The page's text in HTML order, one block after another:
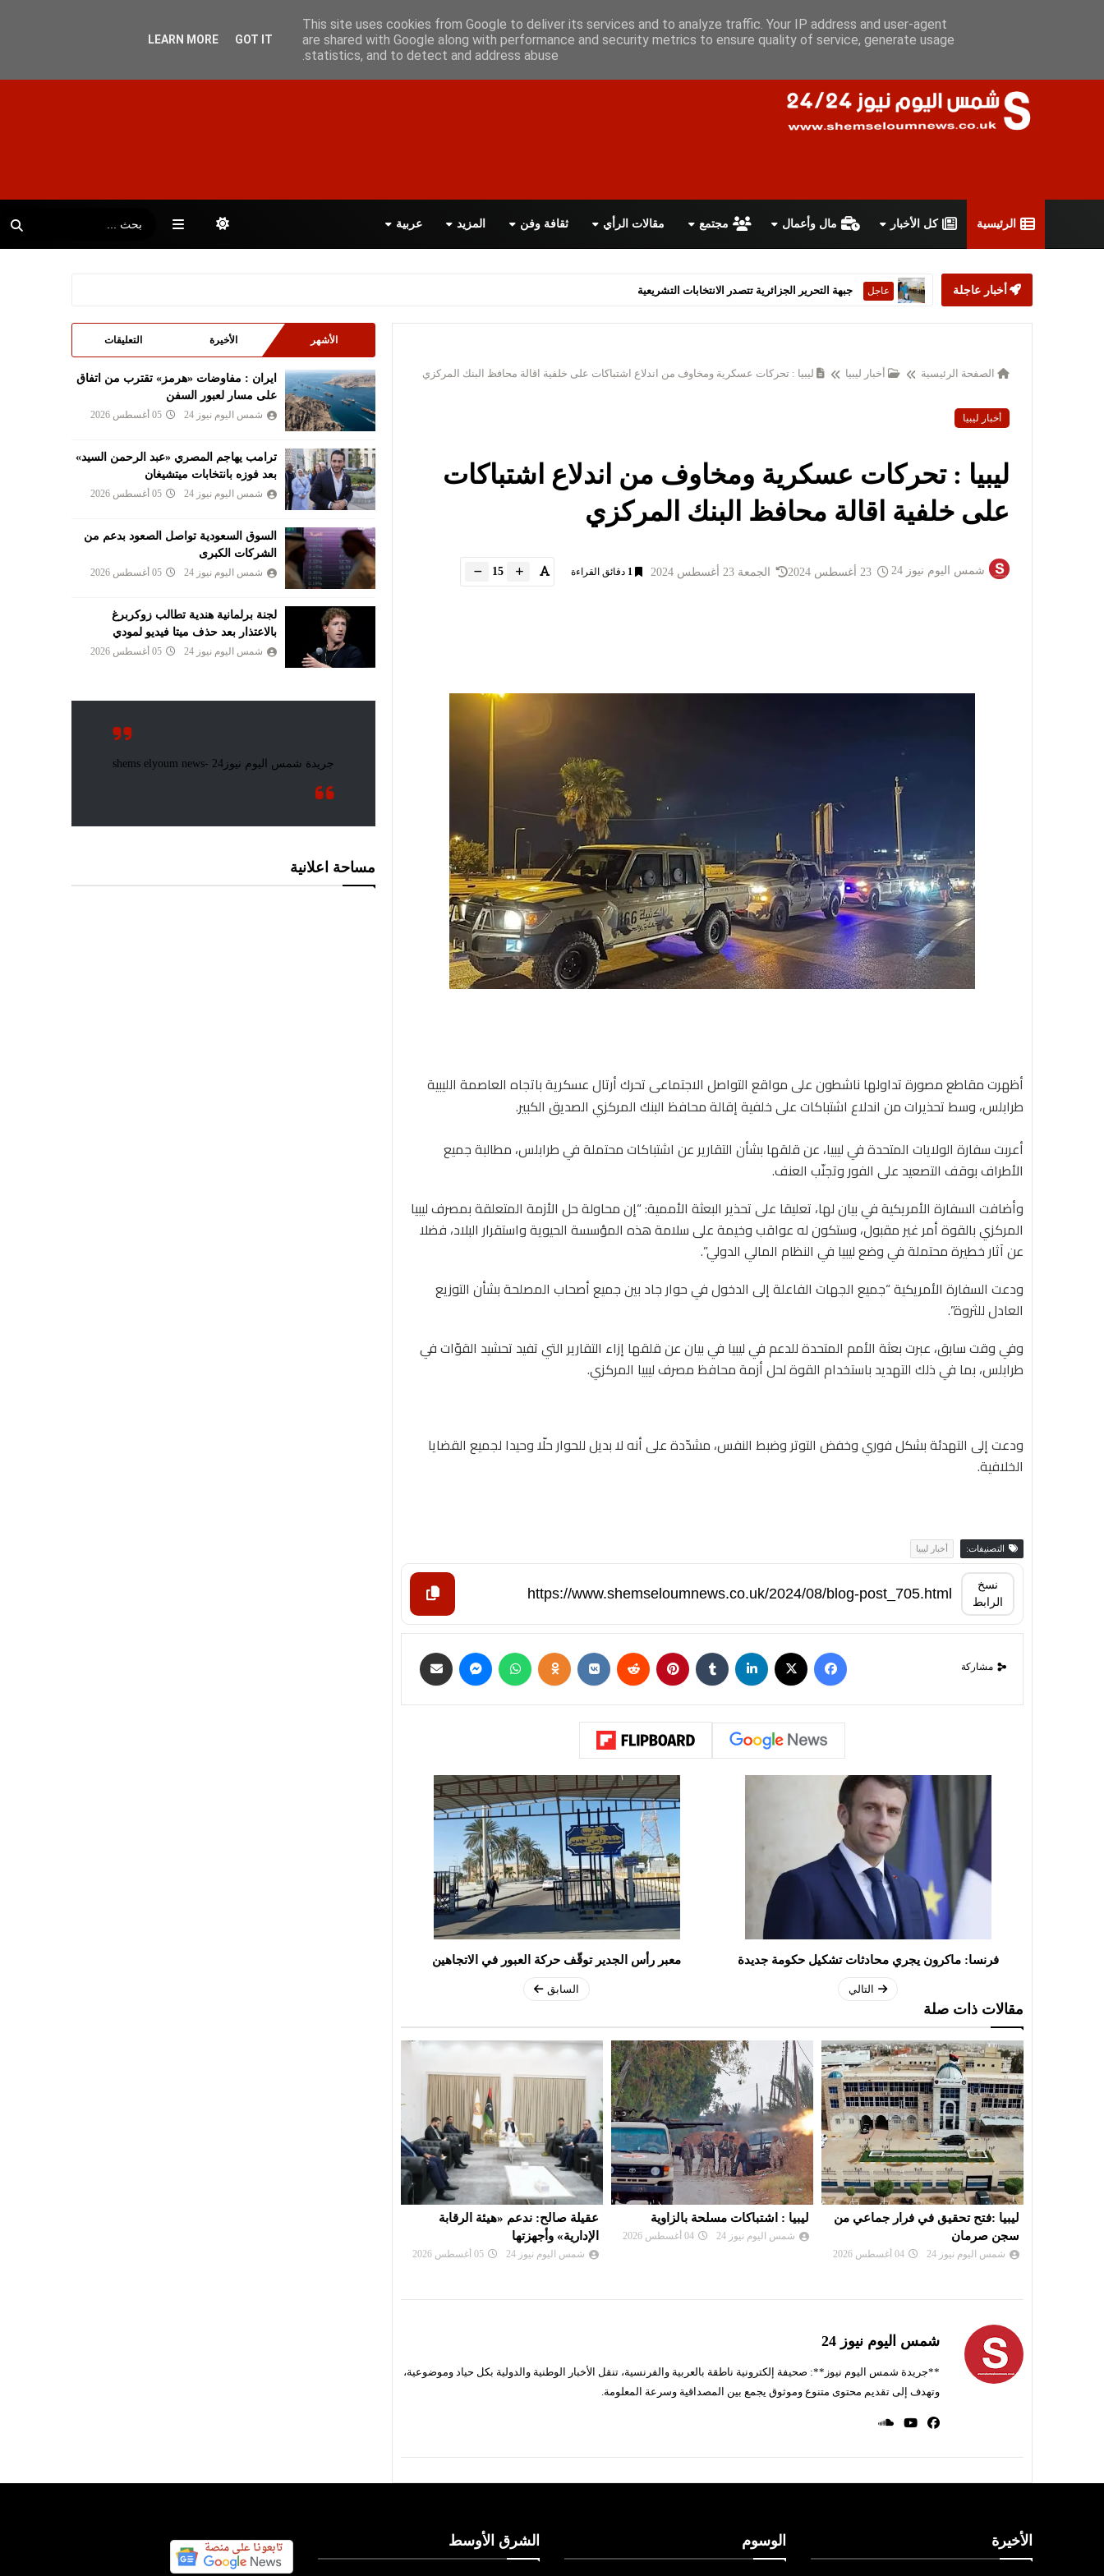
سياسة الخصوصية اتفاقية الاستخدام أعلن معانا اتصل بنا اقرأ الصحيفة PDF
الرئيسية كل الأخبار مال وأعمال مجتمع مقالات الرأي ثقافة وفن المزيد عربية
أخبار عاجلة عاجل ستارمر يعلن استقالته من رئاسة الحكومة البريطانية
الصفحة الرئيسية أخبار ليبيا ليبيا : تحركات عسكرية ومخاوف من اندلاع اشتباكات على خلفية اقالة محافظ البنك المركزي
أخبار ليبيا
ليبيا : تحركات عسكرية ومخاوف من اندلاع اشتباكات
على خلفية اقالة محافظ البنك المركزي
شمس اليوم نيوز 24 الجمعة 23 أغسطس 2024 1 دقائق القراءة 15
أظهرت مقاطع مصورة تداولها ناشطون على مواقع التواصل الاجتماعي تحرك أرتال عسكرية باتجاه العاصمة الليبية
طرابلس، وسط تحذيرات من اندلاع اشتباكات على خلفية إقالة محافظ البنك المركزي الصديق الكبير.
أعربت سفارة الولايات المتحدة في ليبيا، عن قلقها بشأن التقارير عن اشتباكات محتملة في طرابلس، مطالبة جميع
الأطراف بوقف التصعيد على الفور وتجنّب العنف.
وأضافت السفارة الأمريكية في بيان لها، تعليقا على تحذير البعثة الأممية: “إن محاولة حل الأزمة المتعلقة بمصرف ليبيا
المركزي بالقوة أمر غير مقبول، وستكون له عواقب وخيمة على سلامة هذه المؤسسة الحيوية واستقرار البلاد، فضلا
عن آثار خطيرة محتملة في وضع ليبيا في النظام المالي الدولي”.
ودعت السفارة الأمريكية “جميع الجهات الفاعلة إلى الدخول في حوار جاد بين جميع أصحاب المصلحة بشأن التوزيع
العادل للثروة”.
وفي وقت سابق، عبرت بعثة الأمم المتحدة للدعم في ليبيا في بيان عن قلقها إزاء التقارير التي تفيد تحشيد القوّات في
طرابلس، بما في ذلك التهديد باستخدام القوة لحل أزمة محافظ مصرف ليبيا المركزي.
ودعت إلى التهدئة بشكل فوري وخفض التوتر وضبط النفس، مشدّدة على أنه لا بديل للحوار حلّا وحيدا لجميع القضايا
الخلافية.
التصنيفات: أخبار ليبيا
نسخ
الرابط
مشاركة
فرنسا: ماكرون يجري محادثات تشكيل حكومة جديدة
التالي
معبر رأس الجدير توقّف حركة العبور في الاتجاهين
السابق
مقالات ذات صلة
ليبيا : اشتباكات مسلحة بالزاوية
شمس اليوم نيوز 24
عقيلة صالح: ندعم «هيئة الرقابة
الإدارية» وأجهزتها
ليبيا :فتح تحقيق في فرار جماعي من
سجن صرمان
شمس اليوم نيوز 24 04 أغسطس 2026
شمس اليوم نيوز 24
**جريدة شمس اليوم نيوز**: صحيفة إلكترونية ناطقة بالعربية والفرنسية، تنقل الأخبار الوطنية والدولية بكل حياد وموضوعية،
وتهدف إلى تقديم محتوى متنوع وموثوق يجمع بين المصداقية وسرعة المعلومة.
الأشهر الأخيرة التعليقات
ايران : مفاوضات «هرمز» تقترب من اتفاق
على مسار لعبور السفن
شمس اليوم نيوز 24 05 أغسطس 2026
ترامب يهاجم المصري «عبد الرحمن السيد»
بعد فوزه بانتخابات ميتشيغان
شمس اليوم نيوز 24 05 أغسطس 2026
السوق السعودية تواصل الصعود بدعم من
الشركات الكبرى
شمس اليوم نيوز 24 05 أغسطس 2026
لجنة برلمانية هندية تطالب زوكربرغ
بالاعتذار بعد حذف ميتا فيديو لمودي
شمس اليوم نيوز 24 05 أغسطس 2026
مساحة اعلانية
الأخيرة الوسوم الشرق الأوسط
This site uses cookies from Google to deliver its services and to analyze traffic. Your IP address and user-agent
are shared with Google along with performance and security metrics to ensure quality of service, generate usage
statistics, and to detect and address abuse.
LEARN MORE GOT IT